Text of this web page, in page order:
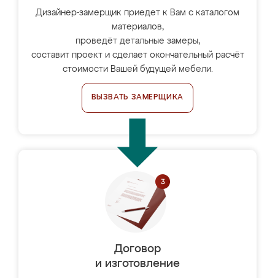
Дизайнер-замерщик приедет к Вам с каталогом
материалов,
проведёт детальные замеры,
составит проект и сделает окончательный расчёт
стоимости Вашей будущей мебели.
ВЫЗВАТЬ ЗАМЕРЩИКА
Договор
и изготовление